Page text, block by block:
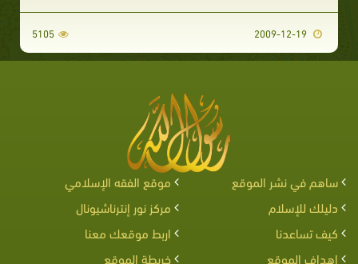
5105
ساهم في نشر الموقع
موقع الفقه الإسلامي
دليلك للإسلام
مركز نور إنترناشيونال
كيف تساعدنا
اربط موقعك معنا
اهداف الموقع
خريطة الموقع